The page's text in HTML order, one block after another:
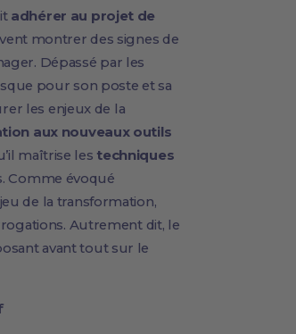
adhérer au projet de
montrer des signes de
Dépassé par les
pour son poste et sa
les enjeux de la
aux nouveaux outils
maîtrise les techniques
Comme évoqué
de la transformation,
Autrement dit, le
avant tout sur le